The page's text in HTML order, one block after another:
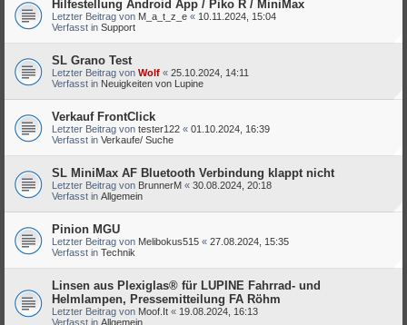
Hilfestellung Android App / Piko R / MiniMax
Letzter Beitrag von M_a_t_z_e « 10.11.2024, 15:04
Verfasst in Support
SL Grano Test
Letzter Beitrag von Wolf « 25.10.2024, 14:11
Verfasst in Neuigkeiten von Lupine
Verkauf FrontClick
Letzter Beitrag von tester122 « 01.10.2024, 16:39
Verfasst in Verkaufe/ Suche
SL MiniMax AF Bluetooth Verbindung klappt nicht
Letzter Beitrag von BrunnerM « 30.08.2024, 20:18
Verfasst in Allgemein
Pinion MGU
Letzter Beitrag von Melibokus515 « 27.08.2024, 15:35
Verfasst in Technik
Linsen aus Plexiglas® für LUPINE Fahrrad- und
Helmlampen, Pressemitteilung FA Röhm
Letzter Beitrag von Moof.It « 19.08.2024, 16:13
Verfasst in Allgemein